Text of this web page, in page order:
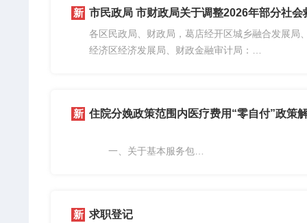
市民政局 市财政局关于调整2026年部分社会
各区民政局、财政局，葛店经开区城乡融合发展局
经济区经济发展局、财政金融审计局：
住院分娩政策范围内医疗费用“零自付”政策
一、关于基本服务包
难产分娩的，在自然分娩...
求职登记